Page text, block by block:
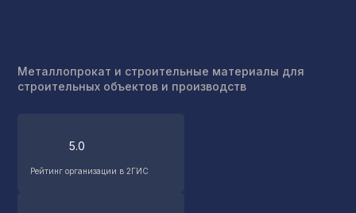
Металлопрокат и строительные материалы для
строительных объектов и производств
5.0
Рейтинг организации в 2ГИС